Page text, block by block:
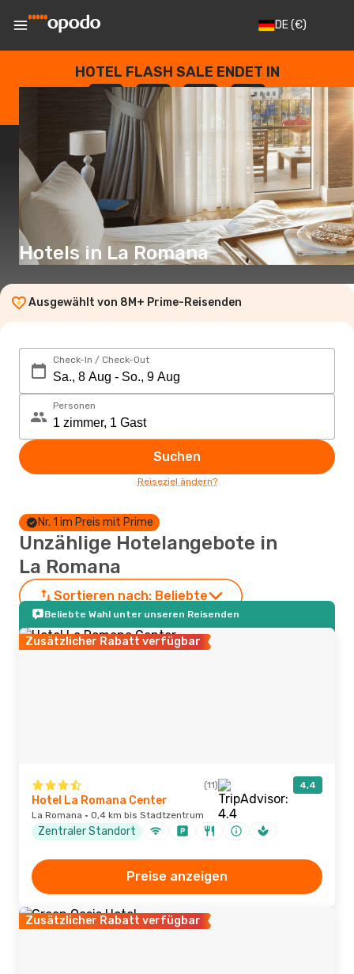
DE(€)
HOTEL FLASH SALE ENDET IN
--
TAGE
: --
STUNDEN
: --
SEKUNDEN
Hotels in La Romana
Ausgewählt von 8M+ Prime-Reisenden
Check-In / Check-Out
Personen
Suchen
Reiseziel ändern?
Nr. 1 im Preis mit Prime
Unzählige Hotelangebote in
La Romana
Sortieren nach: Beliebte
Beliebte Wahl unter unseren Reisenden
Zusätzlicher Rabatt verfügbar
(11) 4,4
Hotel La Romana Center
La Romana · 0,4 km bis Stadtzentrum
Zentraler Standort
Preise anzeigen
Zusätzlicher Rabatt verfügbar